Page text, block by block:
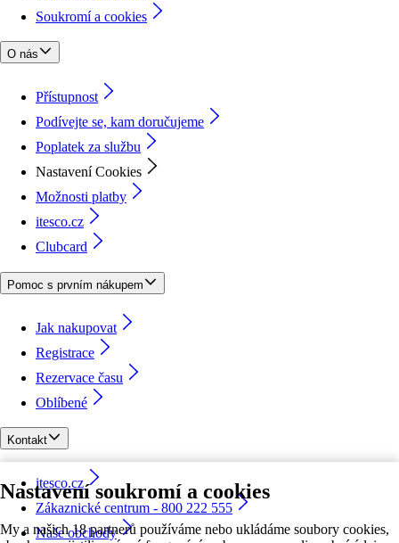
Nastavení soukromí a cookies
My a našich 18 partnerů používáme nebo ukládáme soubory cookies,
Soukromí a cookies
O nás
Přístupnost
Podívejte se, kam doručujeme
Poplatek za službu
Nastavení Cookies
Možnosti platby
itesco.cz
Clubcard
Pomoc s prvním nákupem
Jak nakupovat
Registrace
Rezervace času
Oblíbené
Kontakt
itesco.cz
Zákaznické centrum - 800 222 555
Naše obchody